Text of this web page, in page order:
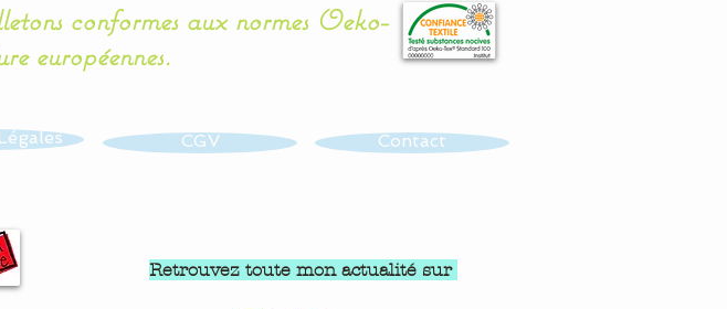
conformes aux normes Oeko-
européennes.
CGV Contact
Retrouvez toute mon actualité sur